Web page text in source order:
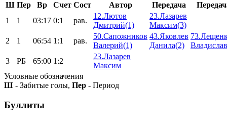
Ш Пер Вр Счет Сост Автор Передача
1
1 03:17 0:1 рав.
12.Лютов
Дмитрий(1)
23.Лазарев
Максим(3)
2
1 06:54 1:1 рав.
50.Сапожников
Валерий(1)
43.Яковлев
Данила(2)
3
РБ 65:00 1:2
23.Лазарев
Максим
Условные обозначения
Ш - Забитые голы, Пер - Период
Буллиты